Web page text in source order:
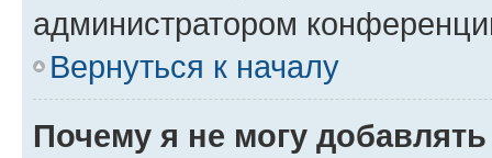
администратором
Вернуться к началу
Почему я не могу